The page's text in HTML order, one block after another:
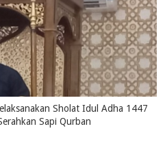
Sholat Idul Adha 1447
Sapi Qurban